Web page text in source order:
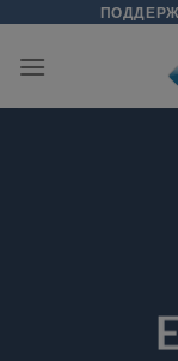
content
modal-check